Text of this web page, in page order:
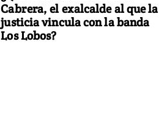
Cabrera, el exalcalde al que la
justicia vincula con la banda
Los Lobos?